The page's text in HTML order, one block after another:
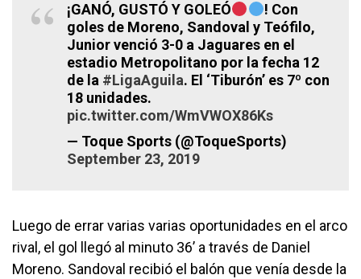
¡GANÓ, GUSTÓ Y GOLEÓ
! Con
goles de Moreno, Sandoval y Teófilo,
Junior venció 3-0 a Jaguares en el
estadio Metropolitano por la fecha 12
de la #LigaAguila. El ‘Tiburón’ es 7º con
18 unidades.
pic.twitter.com/WmVWOX86Ks
— Toque Sports (@ToqueSports)
September 23, 2019
Luego de errar varias varias oportunidades en el arco
rival, el gol llegó al minuto 36’ a través de Daniel
Moreno. Sandoval recibió el balón que venía desde la